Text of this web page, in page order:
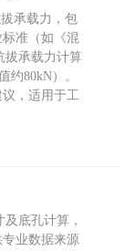
承载力，包
准（如《混
拔承载力计算
约80kN）。
，适用于工
底孔计算，
业数据来源